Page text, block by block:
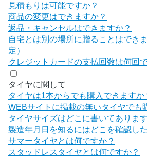
見積もりは可能ですか？
商品の変更はできますか？
返品・キャンセルはできますか？
自宅とは別の場所に贈ることはでき
定）
クレジットカードの支払回数は何回
タイヤに関して
タイヤは1本からでも購入できますか
WEBサイトに掲載の無いタイヤでも
タイヤサイズはどこに書いてありま
製造年月日を知るにはどこを確認し
サマータイヤとは何ですか？
スタッドレスタイヤとは何ですか？